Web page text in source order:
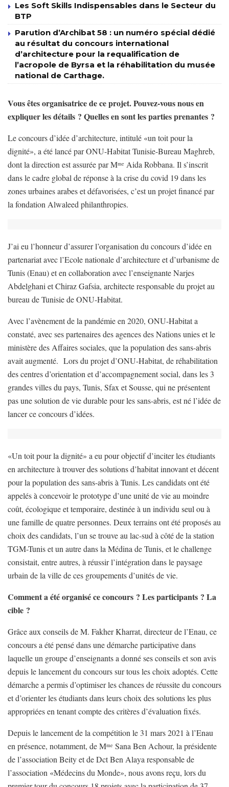
Les Soft Skills Indispensables dans le Secteur du
BTP
Parution d’Archibat 58 : un numéro spécial dédié
au résultat du concours international
d’architecture pour la requalification de
l’acropole de Byrsa et la réhabilitation du musée
national de Carthage.
Vous êtes organisatrice de ce projet. Pouvez-vous nous en
expliquer les détails ? Quelles en sont les parties prenantes ?
Le concours d’idée d’architecture, intitulé «un toit pour la
dignité», a été lancé par ONU-Habitat Tunisie-Bureau Maghreb,
dont la direction est assurée par Mme Aida Robbana. Il s’inscrit
dans le cadre global de réponse à la crise du covid 19 dans les
zones urbaines arabes et défavorisées, c’est un projet financé par
la fondation Alwaleed philanthropies.
J’ai eu l’honneur d’assurer l’organisation du concours d’idée en
partenariat avec l’Ecole nationale d’architecture et d’urbanisme de
Tunis (Enau) et en collaboration avec l’enseignante Narjes
Abdelghani et Chiraz Gafsia, architecte responsable du projet au
bureau de Tunisie de ONU-Habitat.
Avec l’avènement de la pandémie en 2020, ONU-Habitat a
constaté, avec ses partenaires des agences des Nations unies et le
ministère des Affaires sociales, que la population des sans-abris
avait augmenté. Lors du projet d’ONU-Habitat, de réhabilitation
des centres d’orientation et d’accompagnement social, dans les 3
grandes villes du pays, Tunis, Sfax et Sousse, qui ne présentent
pas une solution de vie durable pour les sans-abris, est né l’idée de
lancer ce concours d’idées.
«Un toit pour la dignité» a eu pour objectif d’inciter les étudiants
en architecture à trouver des solutions d’habitat innovant et décent
pour la population des sans-abris à Tunis. Les candidats ont été
appelés à concevoir le prototype d’une unité de vie au moindre
coût, écologique et temporaire, destinée à un individu seul ou à
une famille de quatre personnes. Deux terrains ont été proposés au
choix des candidats, l’un se trouve au lac-sud à côté de la station
TGM-Tunis et un autre dans la Médina de Tunis, et le challenge
consistait, entre autres, à réussir l’intégration dans le paysage
urbain de la ville de ces groupements d’unités de vie.
Comment a été organisé ce concours ? Les participants ? La
cible ?
Grâce aux conseils de M. Fakher Kharrat, directeur de l’Enau, ce
concours a été pensé dans une démarche participative dans
laquelle un groupe d’enseignants a donné ses conseils et son avis
depuis le lancement du concours sur tous les choix adoptés. Cette
démarche a permis d’optimiser les chances de réussite du concours
et d’orienter les étudiants dans leurs choix des solutions les plus
appropriées en tenant compte des critères d’évaluation fixés.
Depuis le lancement de la compétition le 31 mars 2021 à l’Enau
en présence, notamment, de Mme Sana Ben Achour, la présidente
de l’association Beity et de Dct Ben Alaya responsable de
l’association «Médecins du Monde», nous avons reçu, lors du